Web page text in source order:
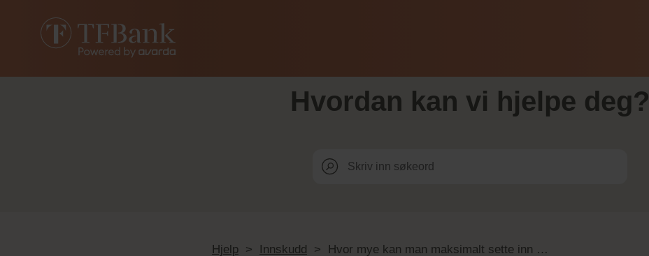
Hvordan kan vi hjelpe deg?
Hjelp > Innskudd > Hvor mye kan man maksimalt sette inn på konto?